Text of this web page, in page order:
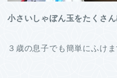
小さいしゃぼん玉をたくさん
３歳の息子でも簡単にふけま